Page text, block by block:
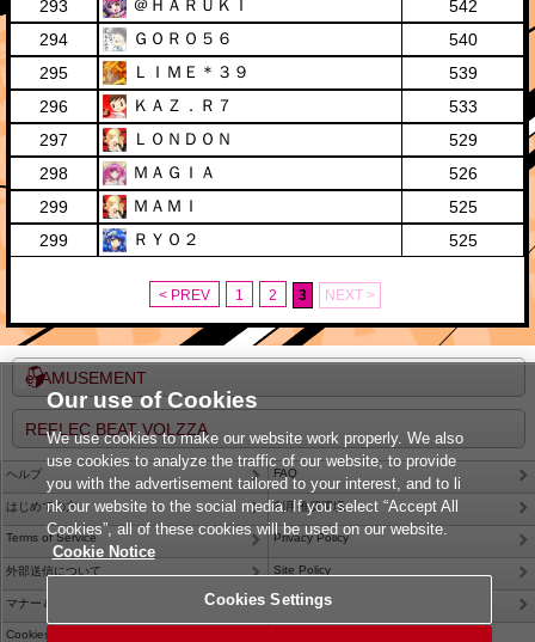
293
＠ＨＡＲＵＫＩ
542
294
ＧＯＲＯ５６
540
295
ＬＩＭＥ＊３９
539
296
ＫＡＺ．Ｒ７
533
297
ＬＯＮＤＯＮ
529
298
ＭＡＧＩＡ
526
299
ＭＡＭＩ
525
299
ＲＹＯ２ 525
< PREV 1 2 3 NEXT >
e-AMUSEMENT
REFLEC BEAT VOLZZA
ヘルプ FAQ
はじめての方 利用推奨環境
Terms of Service Privacy Policy
外部送信について Site Policy
マナー＆ルール Contact Us
Cookies Settings
Our use of Cookies
We use cookies to make our website work properly. We also
use cookies to analyze the traffic of our website, to provide
you with the advertisement tailored to your interest, and to li
nk our website to the social media. If you select “Accept All
Cookies”, all of these cookies will be used on our website.
Cookie Notice
Cookies Settings